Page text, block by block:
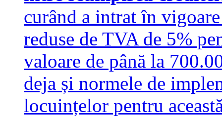
curând a intrat în
reduse de TVA de 5%
valoare de până la
deja și normele de
locuințelor pentru